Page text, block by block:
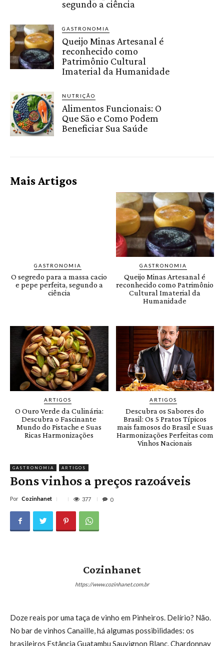
segundo a ciência
GASTRONOMIA
Queijo Minas Artesanal é
reconhecido como
Patrimônio Cultural
Imaterial da Humanidade
NUTRIÇÃO
Alimentos Funcionais: O
Que São e Como Podem
Beneficiar Sua Saúde
Mais Artigos
GASTRONOMIA
O segredo para a massa cacio
e pepe perfeita, segundo a
ciência
GASTRONOMIA
Queijo Minas Artesanal é
reconhecido como Patrimônio
Cultural Imaterial da
Humanidade
ARTIGOS
O Ouro Verde da Culinária:
Descubra o Fascinante
Mundo do Pistache e Suas
Ricas Harmonizações
ARTIGOS
Descubra os Sabores do
Brasil: Os 5 Pratos Típicos
mais famosos do Brasil e Suas
Harmonizações Perfeitas com
Vinhos Nacionais